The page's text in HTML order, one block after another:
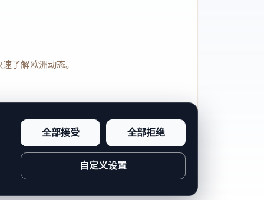
了解欧洲动态。
感和站点完整度。
全部接受 全部拒绝
自定义设置